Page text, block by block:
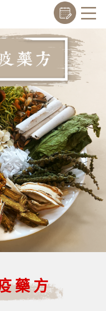
藥方